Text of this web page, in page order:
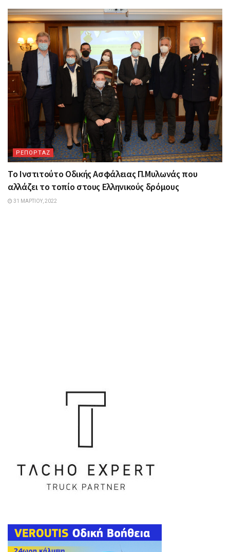
ΡΕΠΟΡΤΑΖ
Το Ινστιτούτο Οδικής Ασφάλειας Π.Μυλωνάς που
αλλάζει το τοπίο στους Ελληνικούς δρόμους
31 ΜΑΡΤΊΟΥ, 2022